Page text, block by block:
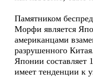
Памятником
Морфи является
американцами
разрушенного
Японии составляет
имеет тенденции к